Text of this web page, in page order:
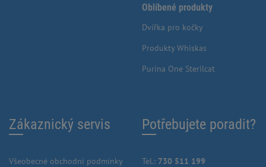
Oblíbené produkty
Dvířka pro kočky
Produkty Whiskas
Purina One Sterilcat
Zákaznický servis
Všeobecné obchodní podmínky
Potřebujete poradit?
Tel.: 730 511 199